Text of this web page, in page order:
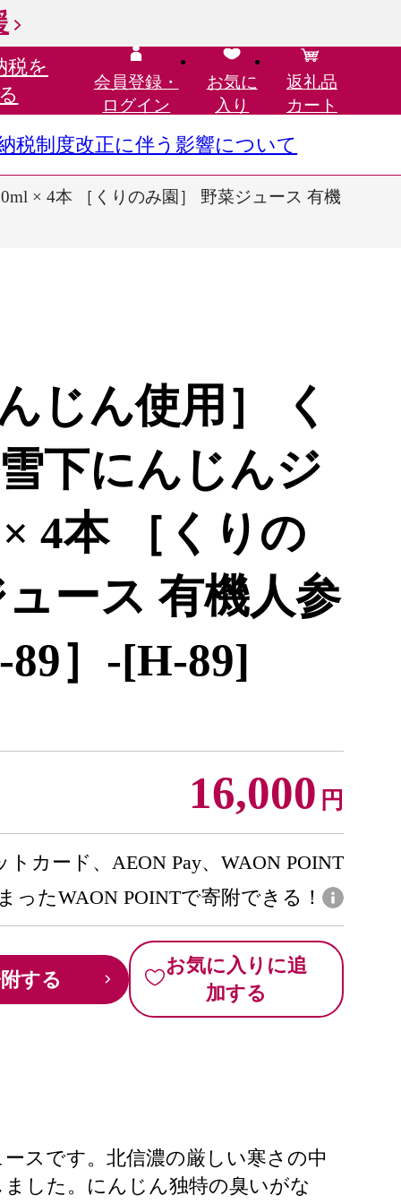
税を
会員登録・
ログイン
お気に
入り
返礼品
カート
税制度改正に伴う影響について
× 4本 ［くりのみ園］ 野菜ジュース 有機
じん使用］ く
下にんじんジ
4本 ［くりの
ース 有機人参
］-[H-89]
16,000 円
トカード、AEON Pay、WAON POINT
ったWAON POINTで寄附できる！
する
お気に入りに追
加する
スです。北信濃の厳しい寒さの中
した。にんじん独特の臭いがな